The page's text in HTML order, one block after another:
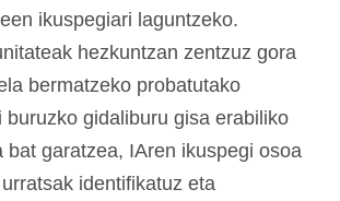
ikuspegiari laguntzeko.
hezkuntzan zentzuz gora
bermatzeko probatutako
buruzko gidaliburu gisa erabiliko
bat garatzea, IAren ikuspegi osoa
identifikatuz eta